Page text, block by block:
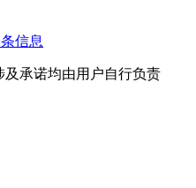
信息
承诺均由用户自行负责